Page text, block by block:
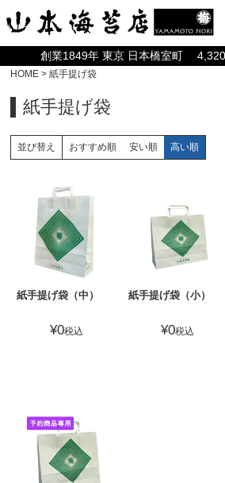
創業1849年 東京 日本橋室町
HOME 紙手提げ袋
紙手提げ袋
並び替え おすすめ順 安い順 高い順
紙手提げ袋（中）
¥0税込
紙手提げ袋（小）
¥0税込